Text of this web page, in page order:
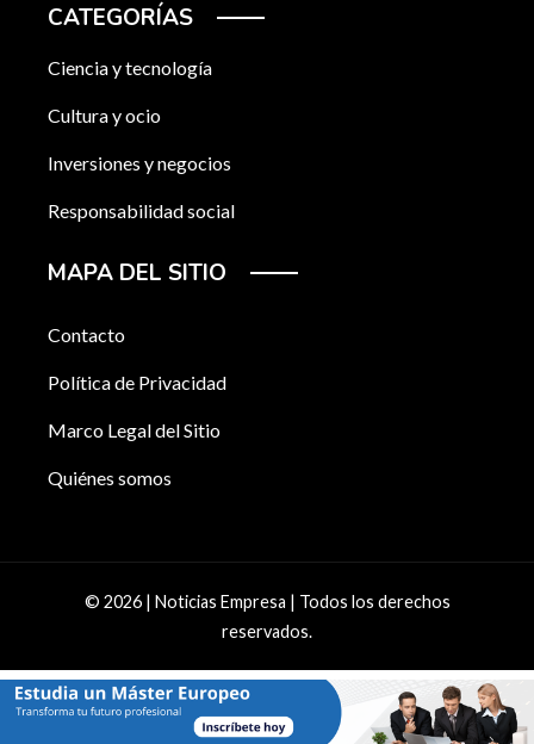
CATEGORÍAS
Ciencia y tecnología
Cultura y ocio
Inversiones y negocios
Responsabilidad social
MAPA DEL SITIO
Contacto
Política de Privacidad
Marco Legal del Sitio
Quiénes somos
© 2026 | Noticias Empresa | Todos los derechos
reservados.